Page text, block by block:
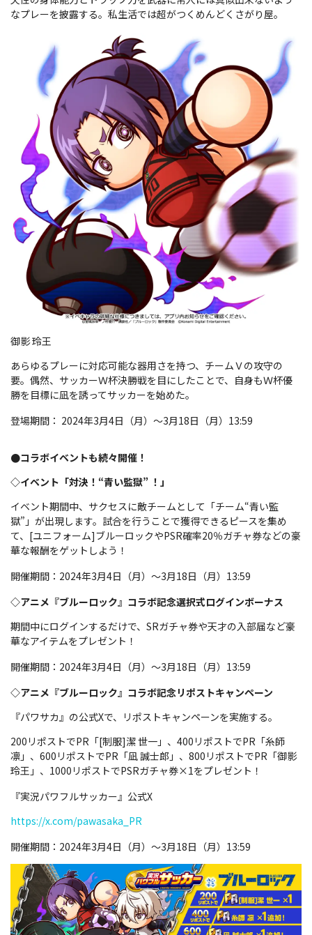
なプレーを披露する。私生活では超がつくめんどくさがり屋。
御影 玲王
あらゆるプレーに対応可能な器用さを持つ、チームＶの攻守の
要。偶然、サッカーＷ杯決勝戦を目にしたことで、自身もＷ杯優
勝を目標に凪を誘ってサッカーを始めた。
登場期間： 2024年3月4日（月）～3月18日（月）13:59
●コラボイベントも続々開催！
◇イベント「対決！“青い監獄” ！」
イベント期間中、サクセスに敵チームとして「チーム“青い監
獄”」が出現します。試合を行うことで獲得できるピースを集め
て、[ユニフォーム]ブルーロックやPSR確率20％ガチャ券などの豪
華な報酬をゲットしよう！
開催期間：2024年3月4日（月）～3月18日（月）13:59
◇アニメ『ブルーロック』コラボ記念選択式ログインボーナス
期間中にログインするだけで、SRガチャ券や天才の入部届など豪
華なアイテムをプレゼント！
開催期間：2024年3月4日（月）～3月18日（月）13:59
◇アニメ『ブルーロック』コラボ記念リポストキャンペーン
『パワサカ』の公式Xで、リポストキャンペーンを実施する。
200リポストでPR「[制服]潔 世一」、400リポストでPR「糸師
凛」、600リポストでPR「凪 誠士郎」、800リポストでPR「御影
玲王」、1000リポストでPSRガチャ券×1をプレゼント！
『実況パワフルサッカー』公式X
https://x.com/pawasaka_PR
開催期間：2024年3月4日（月）～3月18日（月）13:59